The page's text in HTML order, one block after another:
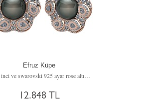
Efruz Küpe
12.848 TL